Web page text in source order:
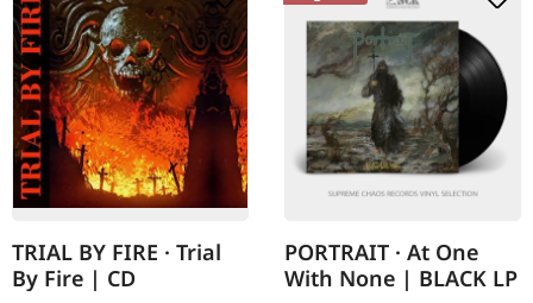
TRIAL BY FIRE · Trial
By Fire | CD
PORTRAIT · At One
With None | BLACK LP